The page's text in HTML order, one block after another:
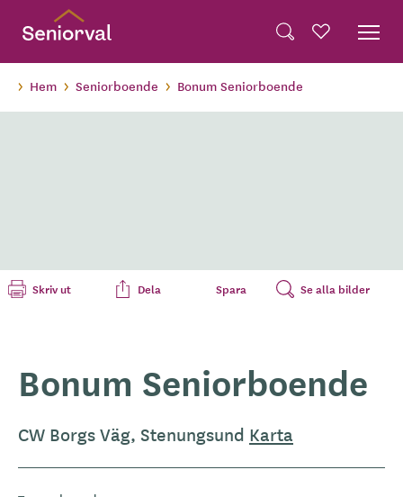
Hem Seniorboende Bonum Seniorboende
Skriv ut Dela Spara Se alla bilder
Bonum Seniorboende
CW Borgs Väg, Stenungsund Karta
Translate